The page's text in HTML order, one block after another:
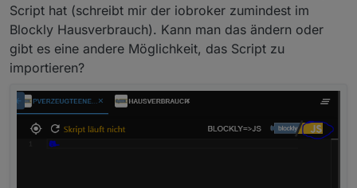
Script hat (schreibt mir der iobroker zumindest im
Blockly Hausverbrauch). Kann man das ändern oder
gibt es eine andere Möglichkeit, das Script zu
importieren?